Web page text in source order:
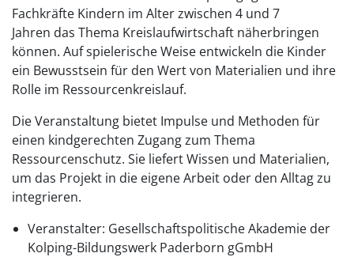
Fachkräfte Kindern im Alter zwischen 4 und 7
Jahren das Thema Kreislaufwirtschaft näherbringen
können. Auf spielerische Weise entwickeln die Kinder
ein Bewusstsein für den Wert von Materialien und ihre
Rolle im Ressourcenkreislauf.
Die Veranstaltung bietet Impulse und Methoden für
einen kindgerechten Zugang zum Thema
Ressourcenschutz. Sie liefert Wissen und Materialien,
um das Projekt in die eigene Arbeit oder den Alltag zu
integrieren.
Veranstalter: Gesellschaftspolitische Akademie der
Kolping-Bildungswerk Paderborn gGmbH